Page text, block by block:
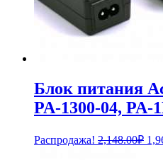
Блок питания
PA-1300-04, PA-
Распродажа! 2,148.00₽